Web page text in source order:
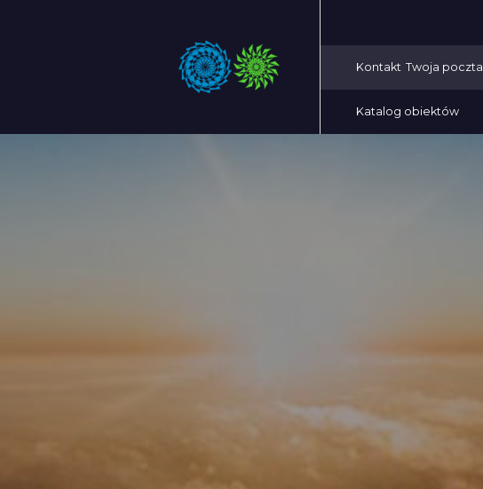
Kontakt Twoja poczta
Katalog obiektów